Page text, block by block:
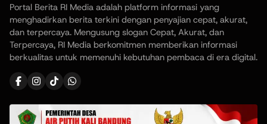
Portal Berita RI Media adalah platform informasi yang
menghadirkan berita terkini dengan penyajian cepat, akurat,
dan terpercaya. Mengusung slogan Cepat, Akurat, dan
Terpercaya, RI Media berkomitmen memberikan informasi
berkualitas untuk memenuhi kebutuhan pembaca di era digital.